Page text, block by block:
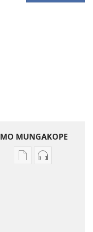
MO MUNGAKOPE
NthowaNthowa